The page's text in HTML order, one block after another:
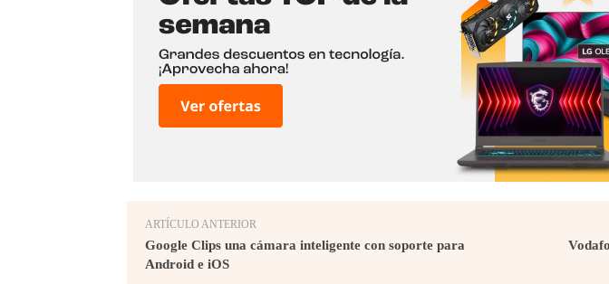
ARTÍCULO ANTERIOR
Google Clips una cámara inteligente con soporte para
Android e iOS